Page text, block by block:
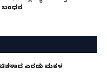
ಬಂಧನ
ಎರಡು ಮಕ್ಕಳ